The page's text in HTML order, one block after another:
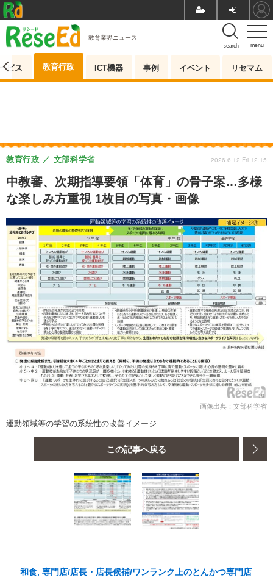
menu
search
教育業界ニュース
ビス 教育行政 ICT機器 事例 イベント リセマム
中教審、次期指導要領「体育」の骨子案…多様
な楽しみ方重視 1枚目の写真・画像
教育行政 文部科学省 2026.6.12 Fri 12:15
画像出典：文部科学省
運動領域等の学習の系統性の改善イメージ
この記事へ戻る
和食, 専門店/店長・店長候補/ワンランク上のとんかつ専門店